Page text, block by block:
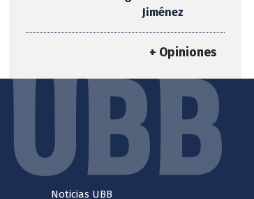
Jiménez
+ Opiniones
Noticias UBB